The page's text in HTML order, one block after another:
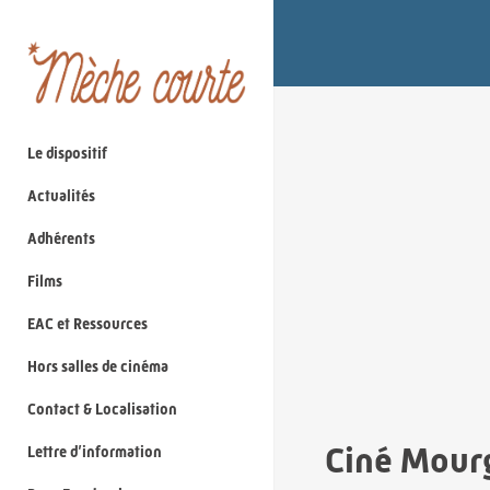
Le dispositif
Actualités
Adhérents
Films
EAC et Ressources
Hors salles de cinéma
Contact & Localisation
Lettre d’information Ciné